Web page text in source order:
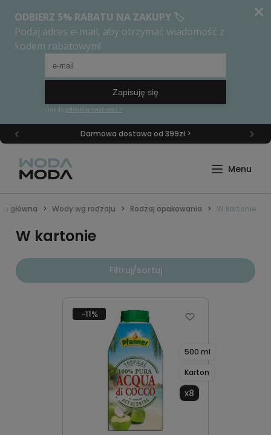
Darmowa dostawa od 399zł >
główna Wody wg rodzaju Rodzaj opakowania W kartonie
W kartonie
Filtruj/sortuj
500 ml
Karton
x8
-11%